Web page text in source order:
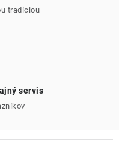
tradíciou
servis